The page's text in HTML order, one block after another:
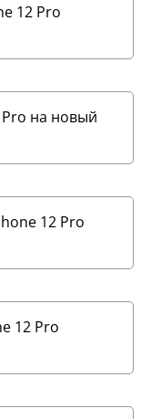
12 Pro
на новый
12 Pro
12 Pro